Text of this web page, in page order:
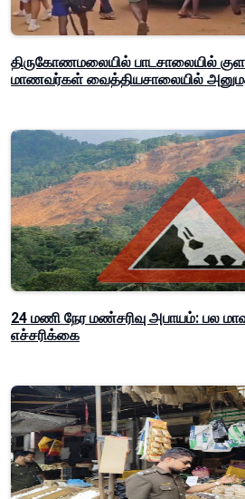
திருகோணமலையில் பாடசாலையில்
மாணவர்கள் வைத்தியசாலையில்
24 மணி நேர மண்சரிவு அபாயம்: பல
எச்சரிக்கை